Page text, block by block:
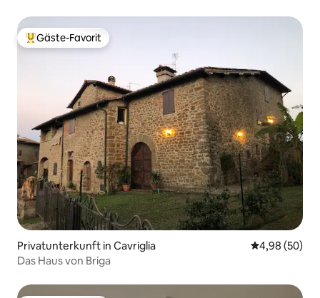
Beliebter Gäste-Favorit.
Gäste-Favorit
Privatunterkunft in Cavriglia
4,98 (50)
Das Haus von Briga